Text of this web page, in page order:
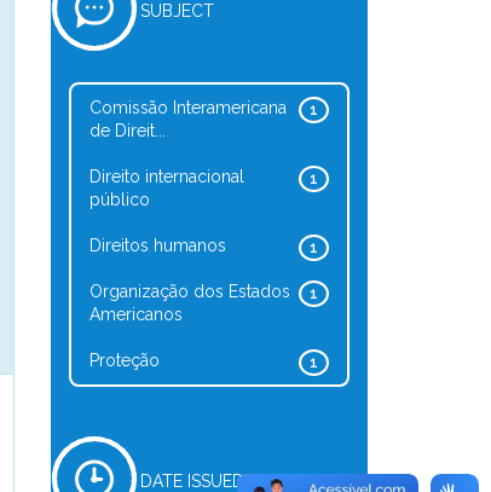
SUBJECT
1
Comissão Interamericana
de Direit...
1
Direito internacional
público
1
Direitos humanos
1
Organização dos Estados
Americanos
1
Proteção
DATE ISSUED